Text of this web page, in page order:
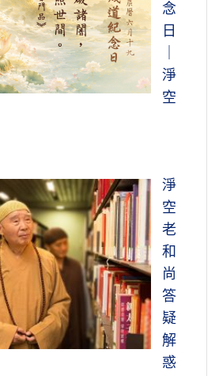
念
日
淨
空
淨
空
老
和
尚
答
疑
解
惑